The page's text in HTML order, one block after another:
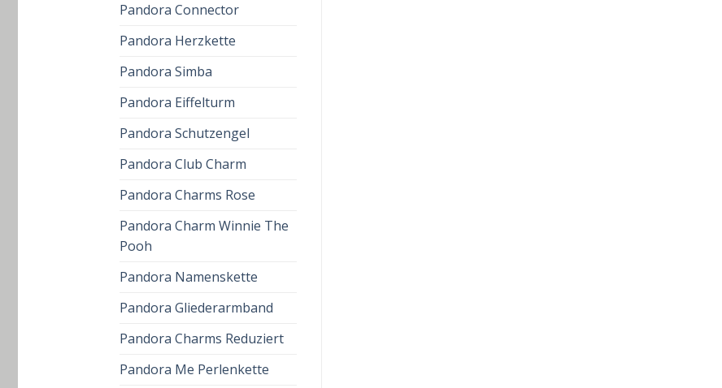
Pandora Connector
Pandora Herzkette
Pandora Simba
Pandora Eiffelturm
Pandora Schutzengel
Pandora Club Charm
Pandora Charms Rose
Pandora Charm Winnie The
Pooh
Pandora Namenskette
Pandora Gliederarmband
Pandora Charms Reduziert
Pandora Me Perlenkette